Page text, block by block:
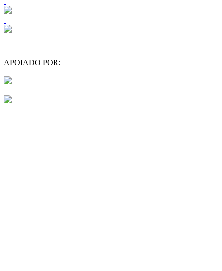
APOIADO POR: